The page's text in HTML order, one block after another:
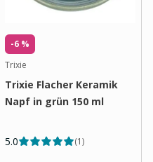
-6 %
Trixie
Trixie Flacher Keramik
Napf in grün 150 ml
5.0 (1)